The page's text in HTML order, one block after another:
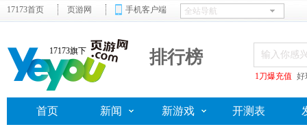
17173首页 页游网 手机客户端
17173旗下 排行榜
1刀爆充值 好
首页 新闻 新游戏 开测表